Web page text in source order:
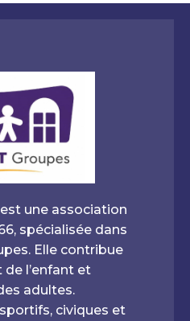
du littoral
une association
spécialisée dans
Elle contribue
l’enfant et
adultes.
civiques et